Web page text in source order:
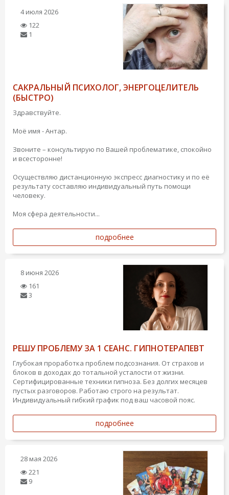
4 июля 2026
122
1
САКРАЛЬНЫЙ ПСИХОЛОГ, ЭНЕРГОЦЕЛИТЕЛЬ
(БЫСТРО)
Здравствуйте.
Моё имя - Антар.
Звоните – консультирую по Вашей проблематике, спокойно
и всесторонне!
Осуществляю дистанционную экспресс диагностику и по её
результату составляю индивидуальный путь помощи
человеку.
Моя сфера деятельности...
подробнее
8 июня 2026
161
3
РЕШУ ПРОБЛЕМУ ЗА 1 СЕАНС. ГИПНОТЕРАПЕВТ
Глубокая проработка проблем подсознания. От страхов и
блоков в доходах до тотальной усталости от жизни.
Сертифицированные техники гипноза. Без долгих месяцев
пустых разговоров. Работаю строго на результат.
Индивидуальный гибкий график под ваш часовой пояс.
подробнее
28 мая 2026
221
9